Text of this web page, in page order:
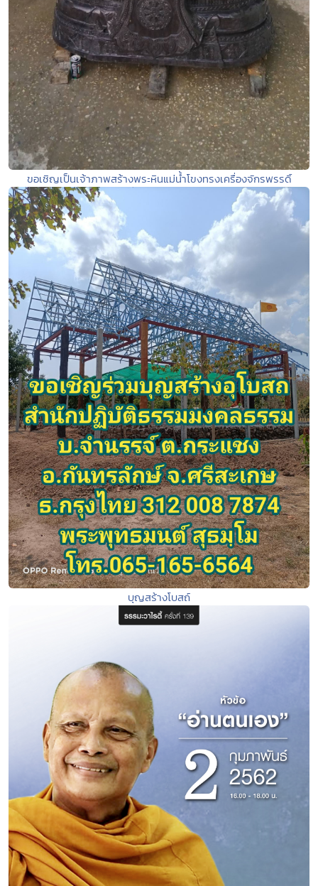
ขอเชิญเป็นเจ้าภาพสร้างพระหินแม่น้ำโขงทรงเครื่องจักรพรรดิ์
บุญสร้างโบสถ์